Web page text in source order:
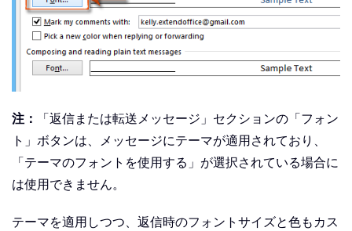
注：
「返信または転送メッセージ」セクションの「フォン
ト」ボタンは、メッセージにテーマが適用されており、
「テーマのフォントを使用する」が選択されている場合に
は使用できません。
テーマを適用しつつ、返信時のフォントサイズと色もカス